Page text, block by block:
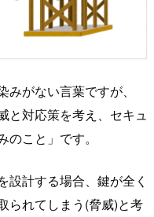
がない言葉ですが、
と対応策を考え、セキュ
こと」です。
設計する場合、鍵が全く
られてしまう(脅威)と考